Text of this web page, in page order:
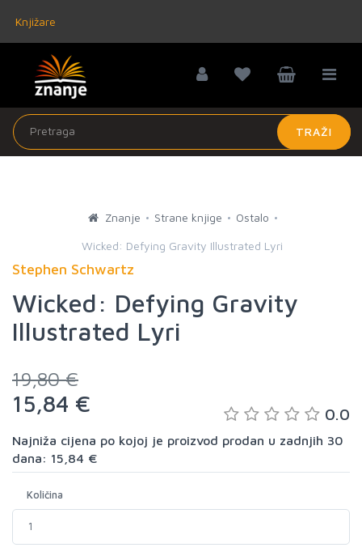
Knjižare
TRAŽI
Znanje Strane knjige Ostalo
Wicked: Defying Gravity Illustrated Lyri
Stephen Schwartz
Wicked: Defying Gravity
Illustrated Lyri
19,80 €
15,84 € 0.0
Najniža cijena po kojoj je proizvod prodan u zadnjih 30
dana: 15,84 €
Količina